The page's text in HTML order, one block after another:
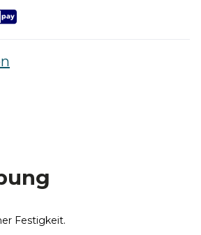
Festigkeit.